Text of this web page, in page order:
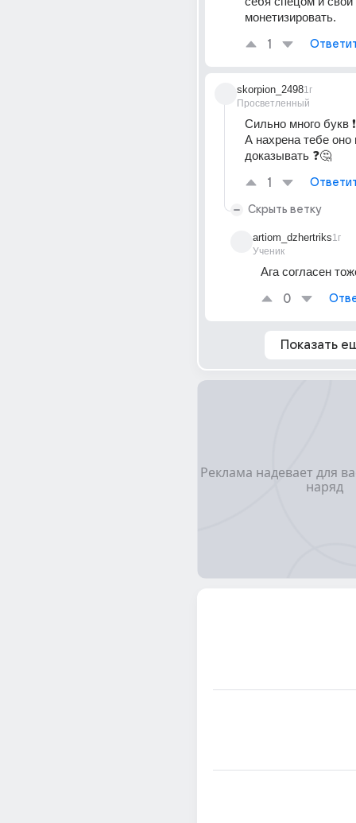
монетизировать.
1
skorpion_2498
Просветленный
1г
Сильно много букв
А нахрена тебе оно
доказывать ❓🤔
1
Скрыть ветку
artiom_dzhertriks
Ученик
1г
Ага согласен
0
Показать